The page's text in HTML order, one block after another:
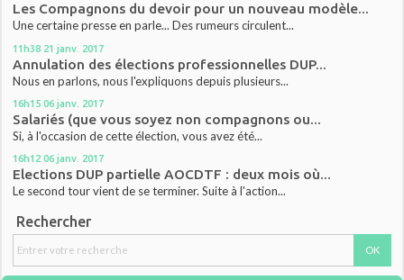
Les Compagnons du devoir pour un nouveau modèle...
Une certaine presse en parle... Des rumeurs circulent...
11h38 21 janv. 2017
Annulation des élections professionnelles DUP...
Nous en parlons, nous l'expliquons depuis plusieurs...
16h15 06 janv. 2017
Salariés (que vous soyez non compagnons ou...
Si, à l'occasion de cette élection, vous avez été...
16h12 06 janv. 2017
Elections DUP partielle AOCDTF : deux mois où...
Le second tour vient de se terminer. Suite à l'action...
Rechercher